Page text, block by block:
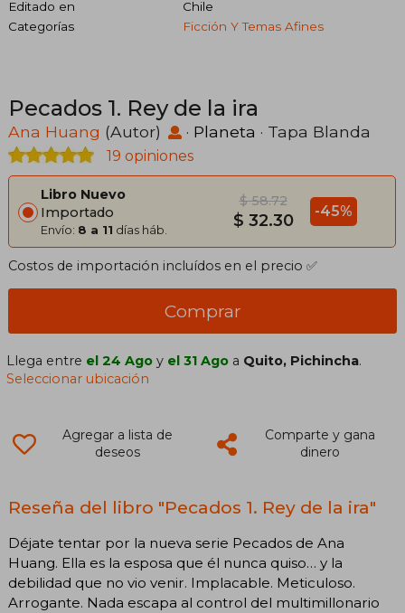
Editado en
Chile
Categorías
Ficción Y Temas Afines
Pecados 1. Rey de la ira
Ana Huang (Autor) · Planeta · Tapa Blanda
19 opiniones
Libro Nuevo
Importado
Envío: 8 a 11 días háb.
$ 58.72
$ 32.30 -45%
Costos de importación incluídos en el precio ✅
Comprar
Llega entre el 24 Ago y el 31 Ago a Quito, Pichincha.
Seleccionar ubicación
Agregar a lista de
deseos
Comparte y gana
dinero
Reseña del libro "Pecados 1. Rey de la ira"
Déjate tentar por la nueva serie Pecados de Ana
Huang. Ella es la esposa que él nunca quiso… y la
debilidad que no vio venir. Implacable. Meticuloso.
Arrogante. Nada escapa al control del multimillonario